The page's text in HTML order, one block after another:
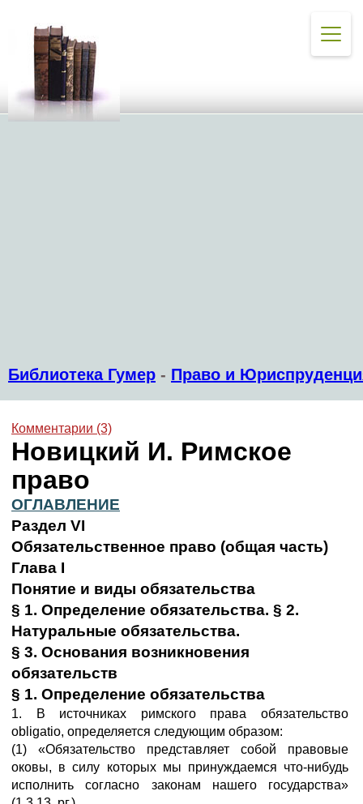
Библиотека Гумер - Право и
Комментарии (3)
Новицкий И. Римское
право
ОГЛАВЛЕНИЕ
Раздел VI
Обязательственное право (общая часть)
Глава I
Понятие и виды обязательства
§ 1. Определение обязательства. § 2.
Натуральные обязательства.
§ 3. Основания возникновения
обязательств
§ 1. Определение обязательства
1. В источниках римского права обязательство
obligatio, определяется следующим образом:
(1) «Обязательство представляет собой правовые
оковы, в силу которых мы принуждаемся что-нибудь
исполнить согласно законам нашего государства»